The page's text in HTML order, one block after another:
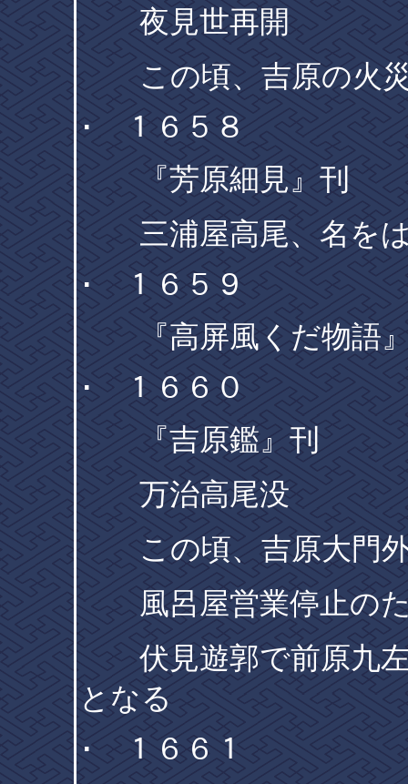
夜見世再開
この頃、吉原の火
･ １６５８
『芳原細見』刊
三浦屋高尾、名を
･ １６５９
『高屏風くだ物語
･ １６６０
『吉原鑑』刊
万治高尾没
この頃、吉原大門外
風呂屋営業停止のた
伏見遊郭で前原九左
となる
･ １６６１